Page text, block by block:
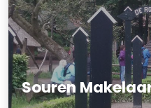
Souren